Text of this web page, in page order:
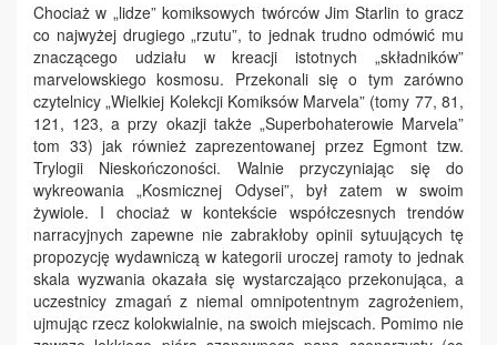
Chociaż w „lidze” komiksowych twórców Jim Starlin to gracz
co najwyżej drugiego „rzutu”, to jednak trudno odmówić mu
znaczącego udziału w kreacji istotnych „składników”
marvelowskiego kosmosu. Przekonali się o tym zarówno
czytelnicy „Wielkiej Kolekcji Komiksów Marvela” (tomy 77, 81,
121, 123, a przy okazji także „Superbohaterowie Marvela”
tom 33) jak również zaprezentowanej przez Egmont tzw.
Trylogii Nieskończoności. Walnie przyczyniając się do
wykreowania „Kosmicznej Odysei”, był zatem w swoim
żywiole. I chociaż w kontekście współczesnych trendów
narracyjnych zapewne nie zabrakłoby opinii sytuujących tę
propozycję wydawniczą w kategorii uroczej ramoty to jednak
skala wyzwania okazała się wystarczająco przekonująca, a
uczestnicy zmagań z niemal omnipotentnym zagrożeniem,
ujmując rzecz kolokwialnie, na swoich miejscach. Pomimo nie